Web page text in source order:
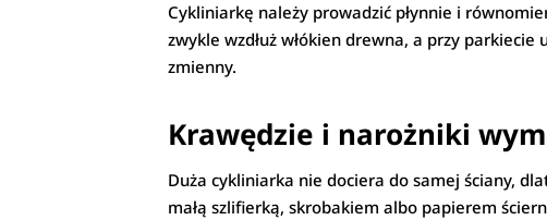
Cykliniarkę należy prowadzić płynnie i
zwykle wzdłuż włókien drewna, a przy
zmienny.
Krawędzie i narożniki
Duża cykliniarka nie dociera do samej ściany,
małą szlifierką, skrobakiem albo papierem